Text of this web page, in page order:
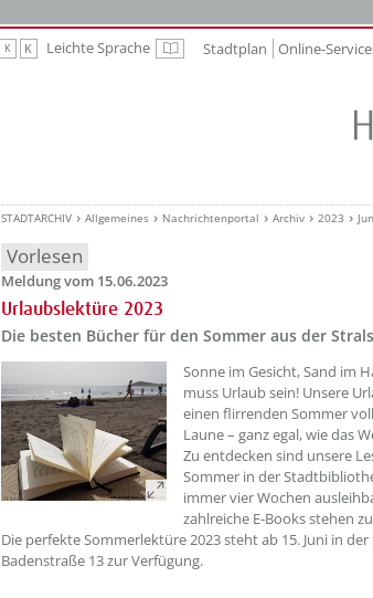
K K Leichte Sprache Leichte Sprache
Stadtplan Online-
STADTARCHIV Allgemeines Nachrichtenportal Archiv 2023
Vorlesen
Meldung vom 15.06.2023
Urlaubslektüre 2023
Die besten Bücher für den Sommer aus der
??? absaetzeOben[1]/
Sonne im Gesicht, Sand im
muss Urlaub sein! Unsere
einen flirrenden Sommer
Laune – ganz egal, wie das
Zu entdecken sind unsere
Sommer in der
immer vier Wochen
zahlreiche E-Books stehen
Die perfekte Sommerlektüre 2023 steht ab 15. Juni in
Badenstraße 13 zur Verfügung.